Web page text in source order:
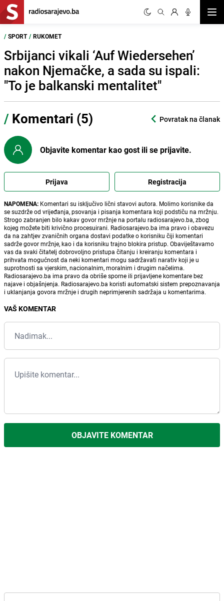
/ SPORT / RUKOMET
Srbijanci vikali ‘Auf Wiedersehen’
nakon Njemačke, a sada su ispali:
"To je balkanski mentalitet"
/ Komentari (5) Povratak na članak
Objavite komentar kao gost ili se prijavite.
Prijava Registracija
NAPOMENA: Komentari su isključivo lični stavovi autora. Molimo korisnike da
se suzdrže od vrijeđanja, psovanja i pisanja komentara koji podstiču na mržnju.
Strogo zabranjen bilo kakav govor mržnje na portalu radiosarajevo.ba, zbog
kojeg možete biti krivično procesuirani. Radiosarajevo.ba ima pravo i obavezu
da na zahtjev zvaničnih organa dostavi podatke o korisniku čiji komentari
sadrže govor mržnje, kao i da korisniku trajno blokira pristup. Obaviještavamo
vas da svaki čitatelj dobrovoljno pristupa čitanju i kreiranju komentara i
prihvata mogućnost da neki komentari mogu sadržavati narativ koji je u
suprotnosti sa vjerskim, nacionalnim, moralnim i drugim načelima.
Radiosarajevo.ba ima pravo da obriše sporne ili prijavljene komentare bez
najave i objašnjenja. Radiosarajevo.ba koristi automatski sistem prepoznavanja
i uklanjanja govora mržnje i drugih neprimjerenih sadržaja u komentarima.
VAŠ KOMENTAR
OBJAVITE KOMENTAR